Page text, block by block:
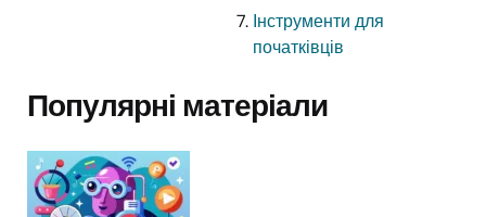
Інструменти для
початківців
Популярні матеріали